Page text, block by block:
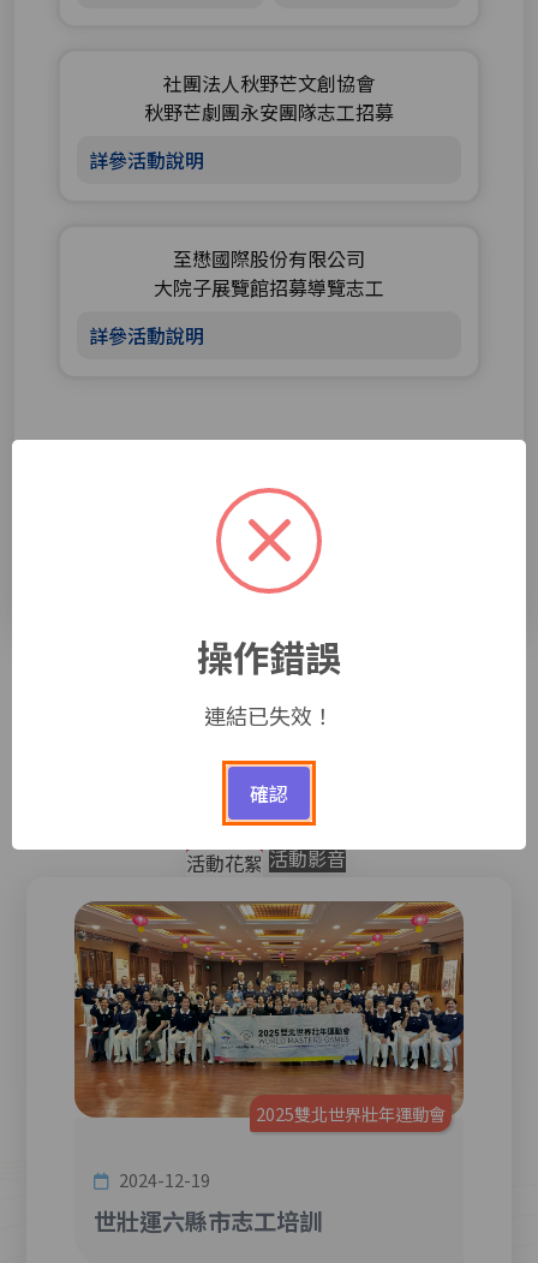
社團法人秋野芒文創協會
秋野芒劇團永安團隊志工招募
詳參活動說明
至懋國際股份有限公司
大院子展覽館招募導覽志工
詳參活動說明
3 4
活動集錦
－ ACTIVITY －
活動花絮 活動影音
2025雙北世界壯年運動會
2024-12-19
世壯運六縣市志工培訓
操作錯誤
連結已失效！
確認